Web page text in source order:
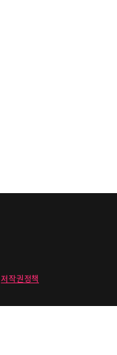
저작권정책